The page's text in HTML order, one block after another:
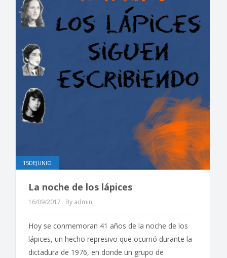
15DEJUNIO
La noche de los lápices
16/09/2017 By admin
Hoy se conmemoran 41 años de la noche de los
lápices, un hecho represivo que ocurrió durante la
dictadura de 1976, en donde un grupo de